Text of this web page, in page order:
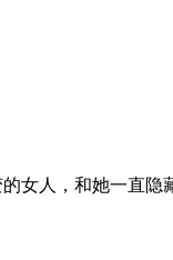
女人，和她一直隐